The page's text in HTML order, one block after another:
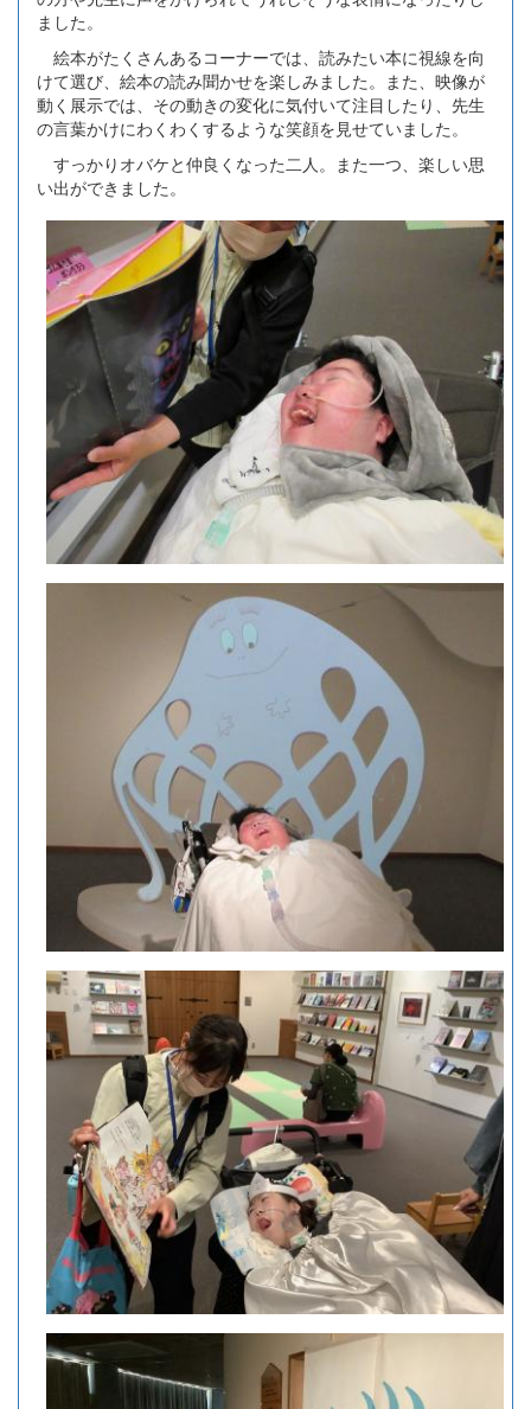
ました。
絵本がたくさんあるコーナーでは、読みたい本に視線を向
けて選び、絵本の読み聞かせを楽しみました。また、映像が
動く展示では、その動きの変化に気付いて注目したり、先生
の言葉かけにわくわくするような笑顔を見せていました。
すっかりオバケと仲良くなった二人。また一つ、楽しい思
い出ができました。